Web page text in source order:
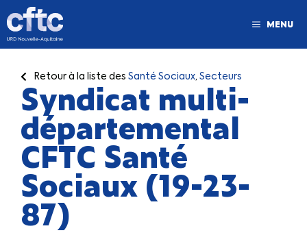
MENU
Retour à la liste des Santé Sociaux, Secteurs
Syndicat multi-
départemental
CFTC Santé
Sociaux (19-23-
87)